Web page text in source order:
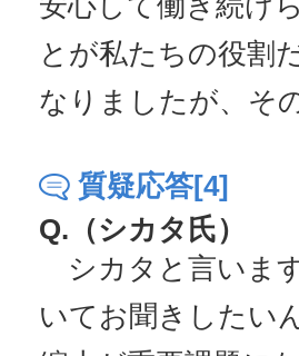
とが私たちの役割
なりましたが、そ
質疑応答[4]
Q.（シカタ氏）
シカタと言いま
いてお聞きしたい